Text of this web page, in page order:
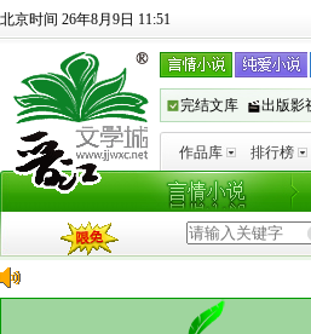
北京时间 26年8月9日 11:51
完结文库 出版影
作品库 排行榜